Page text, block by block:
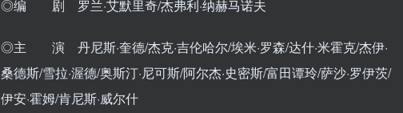
◎编 剧 罗兰·艾默里奇/杰弗利·纳赫马诺夫
◎主 演 丹尼斯·奎德/杰克·吉伦哈尔/埃米·罗森/达什·米霍克/杰伊·
桑德斯/雪拉·渥德/奥斯汀·尼可斯/阿尔杰·史密斯/富田谭玲/萨沙·罗伊茨/
伊安·霍姆/肯尼斯·威尔什